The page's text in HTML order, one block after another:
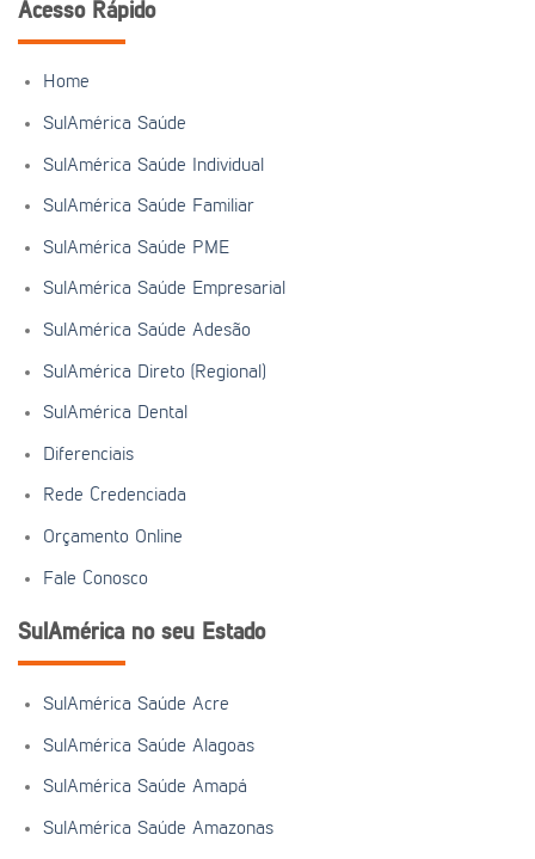
Acesso Rápido
Home
SulAmérica Saúde
SulAmérica Saúde Individual
SulAmérica Saúde Familiar
SulAmérica Saúde PME
SulAmérica Saúde Empresarial
SulAmérica Saúde Adesão
SulAmérica Direto (Regional)
SulAmérica Dental
Diferenciais
Rede Credenciada
Orçamento Online
Fale Conosco
SulAmérica no seu Estado
SulAmérica Saúde Acre
SulAmérica Saúde Alagoas
SulAmérica Saúde Amapá
SulAmérica Saúde Amazonas